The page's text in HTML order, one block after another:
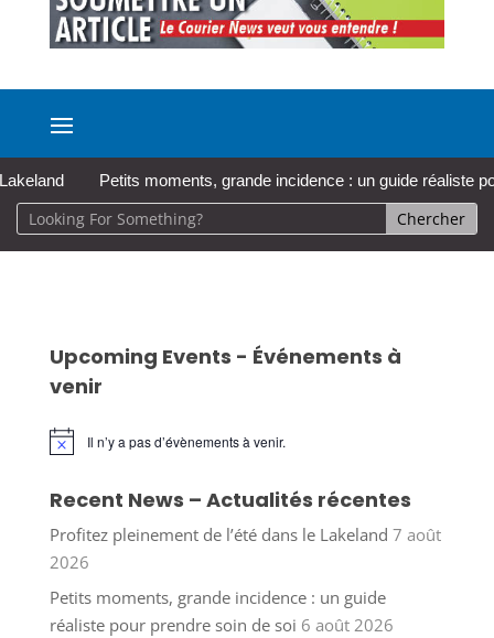
Petits moments, grande incidence : un guide réaliste pour
Upcoming Events - Événements à
venir
Notice Il n’y a pas d’évènements à venir.
Recent News – Actualités récentes
Profitez pleinement de l’été dans le Lakeland 7 août
2026
Petits moments, grande incidence : un guide
réaliste pour prendre soin de soi 6 août 2026